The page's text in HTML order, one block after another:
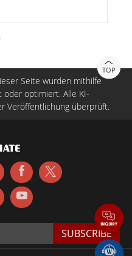
TOP
Seite wurden mithilfe
oder optimiert. Alle KI-
Veröffentlichung überprüft.